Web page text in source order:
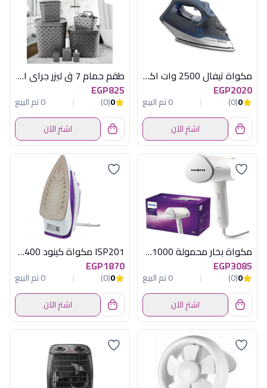
مكواة تيفال 2500 وات اكسيبريس ستيم
EGP2020
0
(0)
0 تم البيع
اشترِ الآن
طقم حمام 7 ق ليزر جراى اكسا
EGP825
0
(0)
0 تم البيع
اشترِ الآن
مكواة بخار محمولة 1000وات فيليبس - كود 3020/16
EGP3085
0
(0)
0 تم البيع
اشترِ الآن
ISP201 مكواة كينود 2400 وات
EGP1870
0
(0)
0 تم البيع
اشترِ الآن